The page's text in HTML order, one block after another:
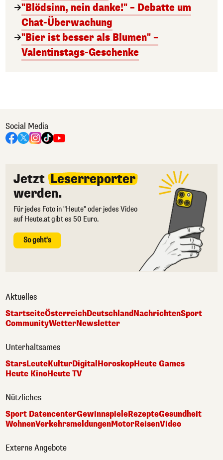
"Blödsinn, nein danke!" – Debatte um
Chat-Überwachung
"Bier ist besser als Blumen" –
Valentinstags-Geschenke
Social Media
Jetzt Leserreporter
werden.
Für jedes Foto in "Heute" oder jedes Video
auf Heute.at gibt es 50 Euro.
So geht's
Aktuelles
StartseiteÖsterreichDeutschlandNachrichtenSport
CommunityWetterNewsletter
Unterhaltsames
StarsLeuteKulturDigital HoroskopHeute Games
Heute KinoHeute TV
Nützliches
Sport DatencenterGewinnspieleRezepteGesundheit
WohnenVerkehrsmeldungenMotorReisenVideo
Externe Angebote